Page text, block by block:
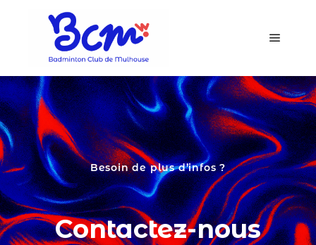
Besoin de plus d’infos ?
Contactez-nous